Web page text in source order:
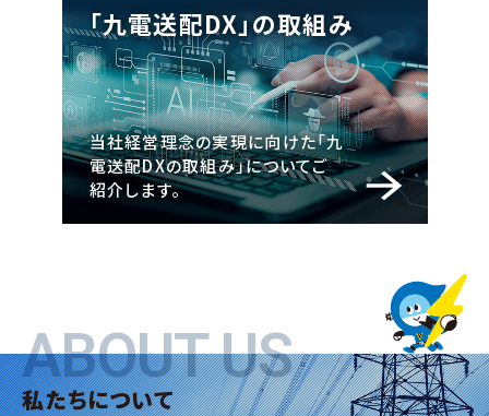
「九電送配DX」の取組み
当社経営理念の実現に向けた「九
電送配DXの取組み」についてご
紹介します。
ABOUT US
ABOUT US
私たちについて